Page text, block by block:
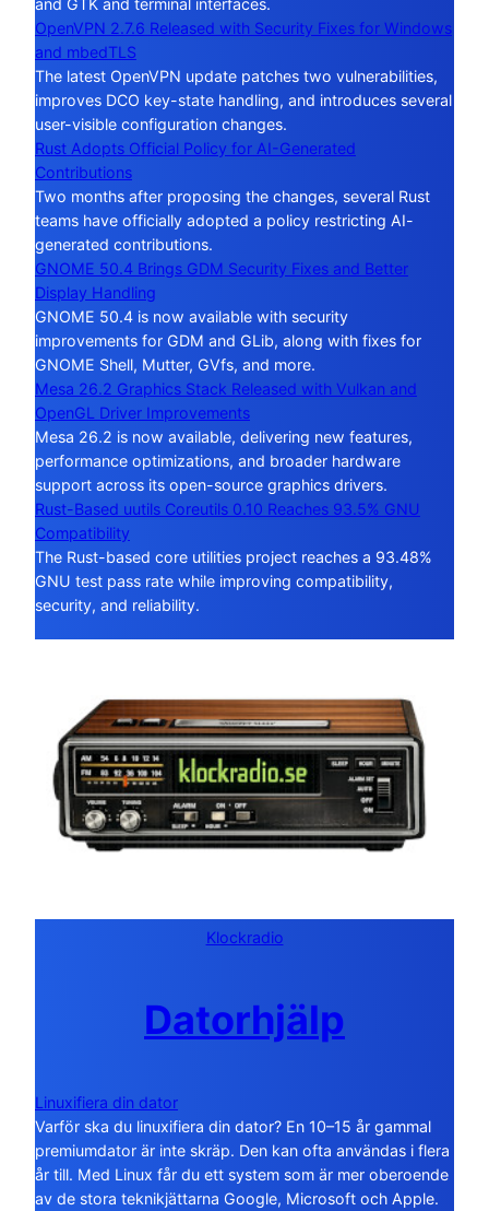
and GTK and terminal interfaces.
OpenVPN 2.7.6 Released with Security Fixes for Windows
and mbedTLS
The latest OpenVPN update patches two vulnerabilities,
improves DCO key-state handling, and introduces several
user-visible configuration changes.
Rust Adopts Official Policy for AI-Generated
Contributions
Two months after proposing the changes, several Rust
teams have officially adopted a policy restricting AI-
generated contributions.
GNOME 50.4 Brings GDM Security Fixes and Better
Display Handling
GNOME 50.4 is now available with security
improvements for GDM and GLib, along with fixes for
GNOME Shell, Mutter, GVfs, and more.
Mesa 26.2 Graphics Stack Released with Vulkan and
OpenGL Driver Improvements
Mesa 26.2 is now available, delivering new features,
performance optimizations, and broader hardware
support across its open-source graphics drivers.
Rust-Based uutils Coreutils 0.10 Reaches 93.5% GNU
Compatibility
The Rust-based core utilities project reaches a 93.48%
GNU test pass rate while improving compatibility,
security, and reliability.
Klockradio
Datorhjälp
Linuxifiera din dator
Varför ska du linuxifiera din dator? En 10–15 år gammal
premiumdator är inte skräp. Den kan ofta användas i flera
år till. Med Linux får du ett system som är mer oberoende
av de stora teknikjättarna Google, Microsoft och Apple.